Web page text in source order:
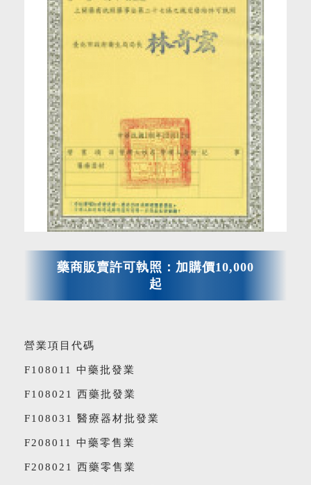
藥商販賣許可執照：加購價10,000
起
營業項目代碼
F108011 中藥批發業
F108021 西藥批發業
F108031 醫療器材批發業
F208011 中藥零售業
F208021 西藥零售業